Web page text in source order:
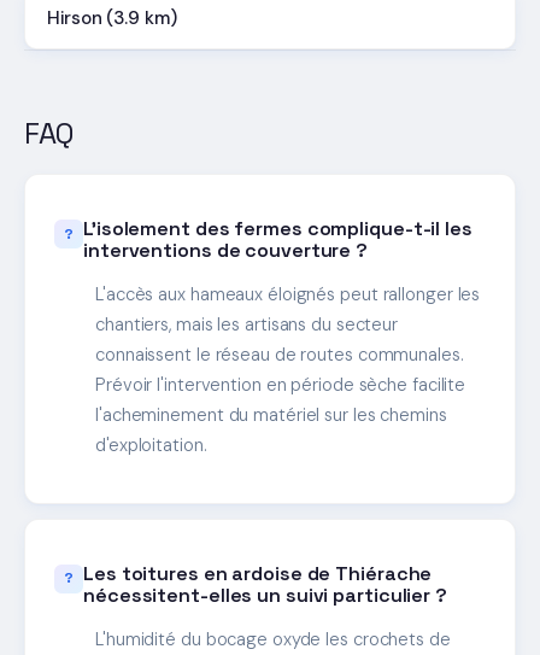
Hirson (3.9 km)
FAQ
L'isolement des fermes complique-t-il les
interventions de couverture ?
L'accès aux hameaux éloignés peut rallonger les
chantiers, mais les artisans du secteur
connaissent le réseau de routes communales.
Prévoir l'intervention en période sèche facilite
l'acheminement du matériel sur les chemins
d'exploitation.
Les toitures en ardoise de Thiérache
nécessitent-elles un suivi particulier ?
L'humidité du bocage oxyde les crochets de